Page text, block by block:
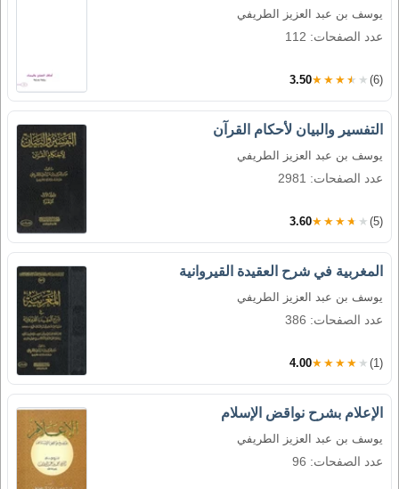
يوسف بن عبد العزيز الطريفي
عدد الصفحات: 112
3.50★★★★★ (6)
التفسير والبيان لأحكام القرآن
يوسف بن عبد العزيز الطريفي
عدد الصفحات: 2981
3.60★★★★★ (5)
المغربية في شرح العقيدة القيروانية
يوسف بن عبد العزيز الطريفي
عدد الصفحات: 386
4.00★★★★★ (1)
الإعلام بشرح نواقض الإسلام
يوسف بن عبد العزيز الطريفي
عدد الصفحات: 96